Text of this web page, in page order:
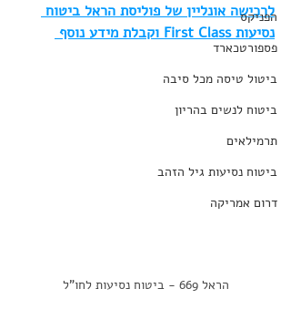
הפניקס
פספורטכארד
ביטול טיסה מכל סיבה
ביטוח לנשים בהריון
תרמילאים
ביטוח נסיעות גיל הזהב
דרום אמריקה
לרכישה אונליין של פוליסת הראל ביטוח
נסיעות First Class וקבלת מידע נוסף
הראל 669 - ביטוח נסיעות לחו"ל